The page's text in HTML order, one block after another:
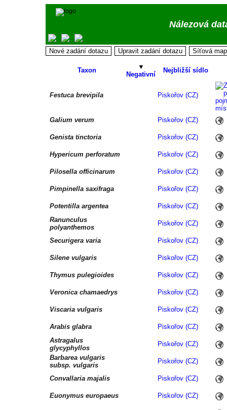
Nálezová
Taxon
▼
Negativní
Nejbližší sídlo
Festuca brevipila Piskořov (CZ)
Galium verum Piskořov (CZ)
Genista tinctoria Piskořov (CZ)
Hypericum perforatum Piskořov (CZ)
Pilosella officinarum Piskořov (CZ)
Pimpinella saxifraga Piskořov (CZ)
Potentilla argentea
Piskořov (CZ)
Ranunculus
polyanthemos
Piskořov (CZ)
Securigera varia Piskořov (CZ)
Silene vulgaris Piskořov (CZ)
Thymus pulegioides Piskořov (CZ)
Veronica chamaedrys Piskořov (CZ)
Viscaria vulgaris Piskořov (CZ)
Arabis glabra
Piskořov (CZ)
Astragalus
glycyphyllos
Piskořov (CZ)
Barbarea vulgaris
subsp. vulgaris
Piskořov (CZ)
Convallaria majalis Piskořov (CZ)
Euonymus europaeus Piskořov (CZ)